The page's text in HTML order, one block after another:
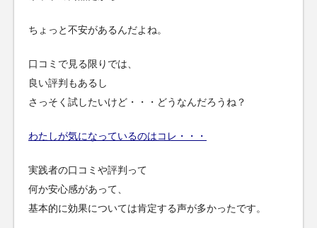
ちょっと不安があるんだよね。
口コミで見る限りでは、
良い評判もあるし
さっそく試したいけど・・・どうなんだろうね？
わたしが気になっているのはコレ・・・
実践者の口コミや評判って
何か安心感があって、
基本的に効果については肯定する声が多かったです。